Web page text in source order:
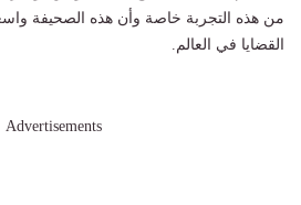
من هذه التجربة خاصة وأن هذه الصحيفة
القضايا في العالم.
Advertisements